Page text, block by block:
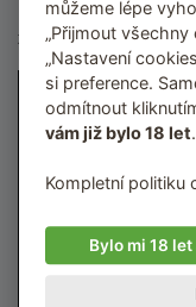
pozornost, vyplatí se
zažijete své osobní
můžeme lépe
„Přijmout
„Nastavení
si preference.
odmítnout
vám již bylo 18 let.
Kompletní politiku
Bylo mi 18